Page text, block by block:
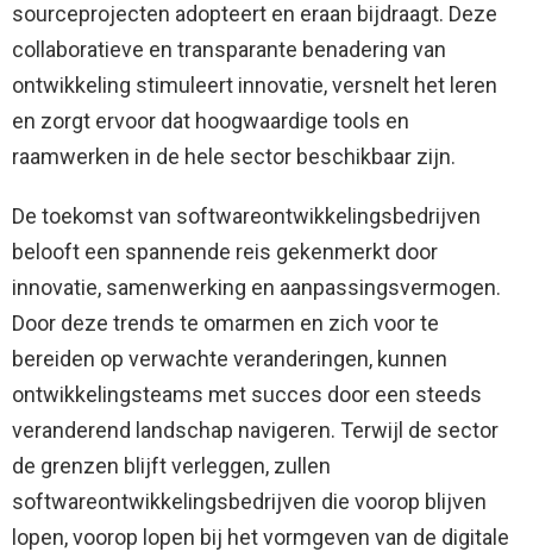
sourceprojecten adopteert en eraan bijdraagt. Deze
collaboratieve en transparante benadering van
ontwikkeling stimuleert innovatie, versnelt het leren
en zorgt ervoor dat hoogwaardige tools en
raamwerken in de hele sector beschikbaar zijn.
De toekomst van softwareontwikkelingsbedrijven
belooft een spannende reis gekenmerkt door
innovatie, samenwerking en aanpassingsvermogen.
Door deze trends te omarmen en zich voor te
bereiden op verwachte veranderingen, kunnen
ontwikkelingsteams met succes door een steeds
veranderend landschap navigeren. Terwijl de sector
de grenzen blijft verleggen, zullen
softwareontwikkelingsbedrijven die voorop blijven
lopen, voorop lopen bij het vormgeven van de digitale